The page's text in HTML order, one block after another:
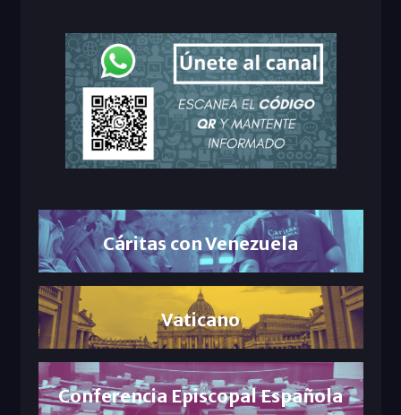
Cáritas con Venezuela
Vaticano
Conferencia Episcopal Española